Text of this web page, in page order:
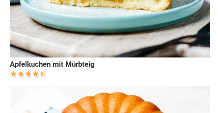
Apfelkuchen mit Mürbteig